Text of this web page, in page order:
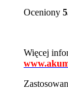
Oceniony
Więcej